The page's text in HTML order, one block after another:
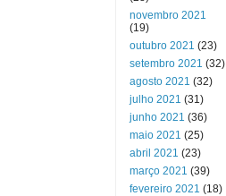
novembro 2021
(19)
outubro 2021 (23)
setembro 2021 (32)
agosto 2021 (32)
julho 2021 (31)
junho 2021 (36)
maio 2021 (25)
abril 2021 (23)
março 2021 (39)
fevereiro 2021 (18)